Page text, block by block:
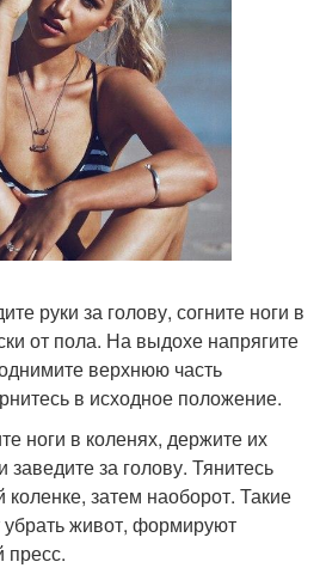
руки за голову, согните ноги в
от пола. На выдохе напрягите
верхнюю часть
в исходное положение.
ноги в коленях, держите их
заведите за голову. Тянитесь
затем наоборот. Такие
живот, формируют